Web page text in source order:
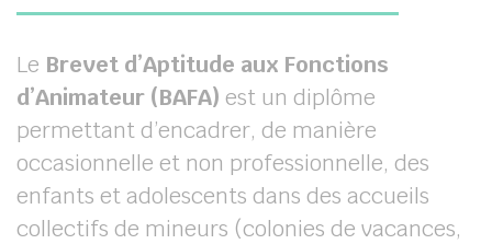
Le Brevet d’Aptitude aux Fonctions
d’Animateur (BAFA) est un diplôme
permettant d’encadrer, de manière
occasionnelle et non professionnelle, des
enfants et adolescents dans des accueils
collectifs de mineurs (colonies de vacances,